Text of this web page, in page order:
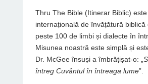
Thru The Bible (Itinerar Biblic)
internațională de învățătură biblică
peste 100 de limbi și dialecte în
Misunea noastră este simplă și
Dr. McGee însuși a îmbrățișat-o: „
întreg Cuvântul în întreaga lume”.